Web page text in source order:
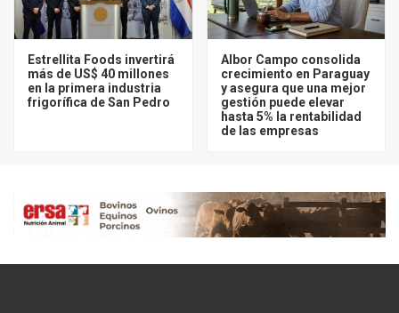
Estrellita Foods invertirá
más de US$ 40 millones
en la primera industria
frigorífica de San Pedro
Albor Campo consolida
crecimiento en Paraguay
y asegura que una mejor
gestión puede elevar
hasta 5% la rentabilidad
de las empresas